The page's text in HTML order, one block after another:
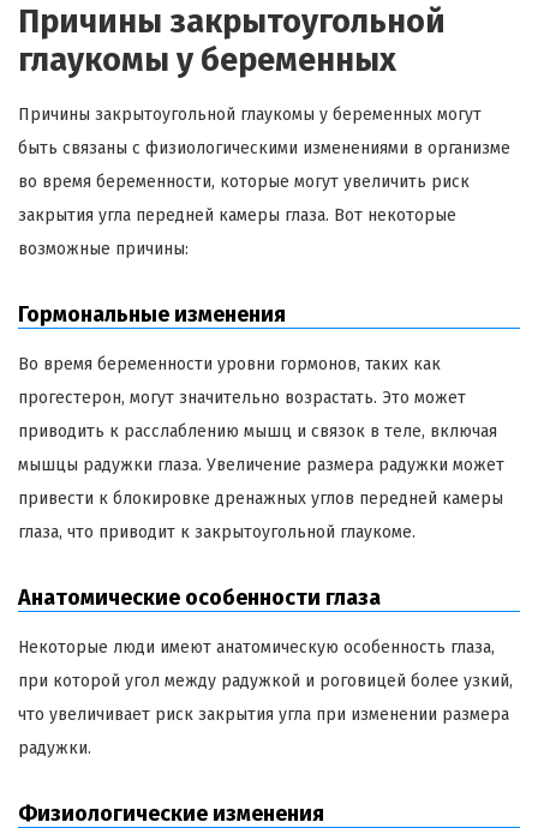
Причины закрытоугольной
глаукомы у беременных
Причины закрытоугольной глаукомы у беременных могут
быть связаны с физиологическими изменениями в организме
во время беременности, которые могут увеличить риск
закрытия угла передней камеры глаза. Вот некоторые
возможные причины:
Гормональные изменения
Во время беременности уровни гормонов, таких как
прогестерон, могут значительно возрастать. Это может
приводить к расслаблению мышц и связок в теле, включая
мышцы радужки глаза. Увеличение размера радужки может
привести к блокировке дренажных углов передней камеры
глаза, что приводит к закрытоугольной глаукоме.
Анатомические особенности глаза
Некоторые люди имеют анатомическую особенность глаза,
при которой угол между радужкой и роговицей более узкий,
что увеличивает риск закрытия угла при изменении размера
радужки.
Физиологические изменения